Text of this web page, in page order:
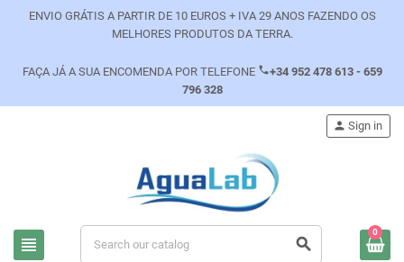
ENVIO GRÁTIS A PARTIR DE 10 EUROS + IVA 29 ANOS FAZENDO OS
MELHORES PRODUTOS DA TERRA.
FAÇA JÁ A SUA ENCOMENDA POR TELEFONE phone+34 952 478 613 - 659
796 328
view_headline search
person Sign in
0